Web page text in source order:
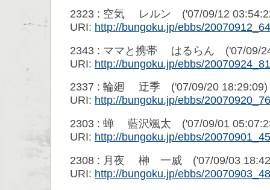
2323 : 空気 レルン ('07/09/12
URI: http://bungoku.jp/ebbs/
2343 : ママと携帯 はるらん ('07/09/
URI: http://bungoku.jp/ebbs/
2337 : 輪廻 迂季 ('07/09/20 18:29:09)
URI: http://bungoku.jp/ebbs/
2303 : 蝉 藍沢颯太 ('07/09/01
URI: http://bungoku.jp/ebbs/
2308 : 月夜 榊 一威 ('07/09/03
URI: http://bungoku.jp/ebbs/